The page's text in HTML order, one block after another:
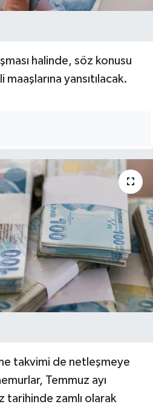
halinde, söz konusu
yansıtılacak.
takvimi de netleşmeye
Temmuz ayı
tarihinde zamlı olarak